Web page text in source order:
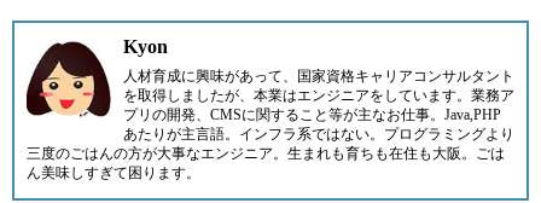
Kyon
人材育成に興味があって、国家資格キャリアコンサルタント
を取得しましたが、本業はエンジニアをしています。業務ア
プリの開発、CMSに関すること等が主なお仕事。Java,PHP
あたりが主言語。インフラ系ではない。プログラミングより
三度のごはんの方が大事なエンジニア。生まれも育ちも在住も大阪。ごは
ん美味しすぎて困ります。